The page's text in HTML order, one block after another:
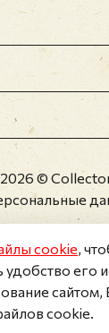
©
cookie,
удобство его
сайтом,
cookie.